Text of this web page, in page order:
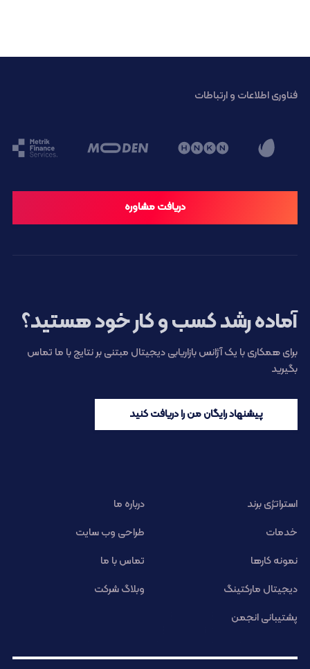
فناوری اطلاعات و ارتباطات
دریافت مشاوره
آماده رشد کسب و کار خود هستید؟
برای همکاری با یک آژانس بازاریابی دیجیتال مبتنی بر نتایج با ما تماس
بگیرید
پیشنهاد رایگان من را دریافت کنید
استراتژی برند
درباره ما
خدمات
طراحی وب سایت
نمونه کارها
تماس با ما
دیجیتال مارکتینگ
وبلاگ شرکت
پشتیبانی انجمن